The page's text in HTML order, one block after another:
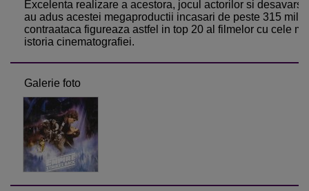
Excelenta realizare a acestora, jocul actorilor si
au adus acestei megaproductii incasari de peste 315
contraataca figureaza astfel in top 20 al filmelor cu cele
istoria cinematografiei.
Galerie foto